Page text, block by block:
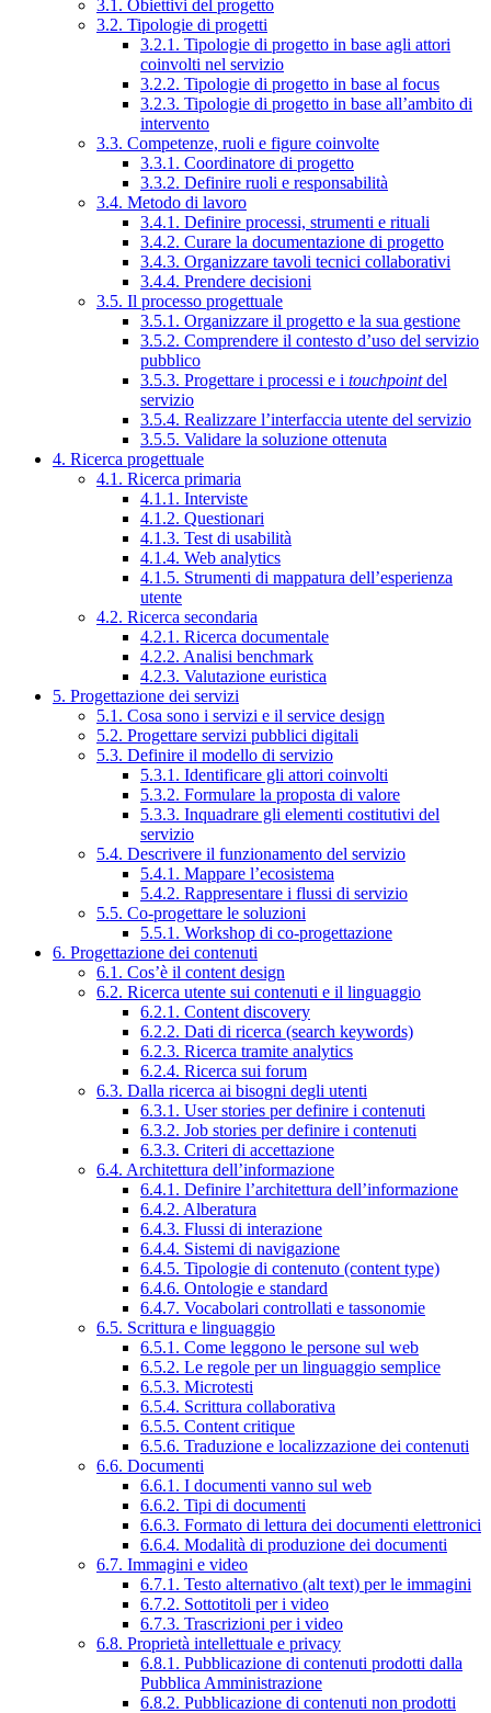
3.1. Obiettivi del progetto
3.2. Tipologie di progetti
3.2.1. Tipologie di progetto in base agli attori
coinvolti nel servizio
3.2.2. Tipologie di progetto in base al focus
3.2.3. Tipologie di progetto in base all’ambito di
intervento
3.3. Competenze, ruoli e figure coinvolte
3.3.1. Coordinatore di progetto
3.3.2. Definire ruoli e responsabilità
3.4. Metodo di lavoro
3.4.1. Definire processi, strumenti e rituali
3.4.2. Curare la documentazione di progetto
3.4.3. Organizzare tavoli tecnici collaborativi
3.4.4. Prendere decisioni
3.5. Il processo progettuale
3.5.1. Organizzare il progetto e la sua gestione
3.5.2. Comprendere il contesto d’uso del servizio
pubblico
3.5.3. Progettare i processi e i touchpointdel
servizio
3.5.4. Realizzare l’interfaccia utente del servizio
3.5.5. Validare la soluzione ottenuta
4. Ricerca progettuale
4.1. Ricerca primaria
4.1.1. Interviste
4.1.2. Questionari
4.1.3. Test di usabilità
4.1.4. Web analytics
4.1.5. Strumenti di mappatura dell’esperienza
utente
4.2. Ricerca secondaria
4.2.1. Ricerca documentale
4.2.2. Analisi benchmark
4.2.3. Valutazione euristica
5. Progettazione dei servizi
5.1. Cosa sono i servizi e il service design
5.2. Progettare servizi pubblici digitali
5.3. Definire il modello di servizio
5.3.1. Identificare gli attori coinvolti
5.3.2. Formulare la proposta di valore
5.3.3. Inquadrare gli elementi costitutivi del
servizio
5.4. Descrivere il funzionamento del servizio
5.4.1. Mappare l’ecosistema
5.4.2. Rappresentare i flussi di servizio
5.5. Co-progettare le soluzioni
5.5.1. Workshop di co-progettazione
6. Progettazione dei contenuti
6.1. Cos’è il content design
6.2. Ricerca utente sui contenuti e il linguaggio
6.2.1. Content discovery
6.2.2. Dati di ricerca (search keywords)
6.2.3. Ricerca tramite analytics
6.2.4. Ricerca sui forum
6.3. Dalla ricerca ai bisogni degli utenti
6.3.1. User stories per definire i contenuti
6.3.2. Job stories per definire i contenuti
6.3.3. Criteri di accettazione
6.4. Architettura dell’informazione
6.4.1. Definire l’architettura dell’informazione
6.4.2. Alberatura
6.4.3. Flussi di interazione
6.4.4. Sistemi di navigazione
6.4.5. Tipologie di contenuto (content type)
6.4.6. Ontologie e standard
6.4.7. Vocabolari controllati e tassonomie
6.5. Scrittura e linguaggio
6.5.1. Come leggono le persone sul web
6.5.2. Le regole per un linguaggio semplice
6.5.3. Microtesti
6.5.4. Scrittura collaborativa
6.5.5. Content critique
6.5.6. Traduzione e localizzazione dei contenuti
6.6. Documenti
6.6.1. I documenti vanno sul web
6.6.2. Tipi di documenti
6.6.3. Formato di lettura dei documenti elettronici
6.6.4. Modalità di produzione dei documenti
6.7. Immagini e video
6.7.1. Testo alternativo (alt text) per le immagini
6.7.2. Sottotitoli per i video
6.7.3. Trascrizioni per i video
6.8. Proprietà intellettuale e privacy
6.8.1. Pubblicazione di contenuti prodotti dalla
Pubblica Amministrazione
6.8.2. Pubblicazione di contenuti non prodotti